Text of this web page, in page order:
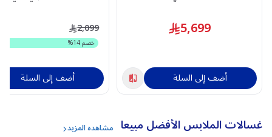
5,699
أضف إلى السلة
2,099
خصم14
%
أضف إلى السلة
غسالات الملابس الأفضل مبيعا مشاهده المزيد